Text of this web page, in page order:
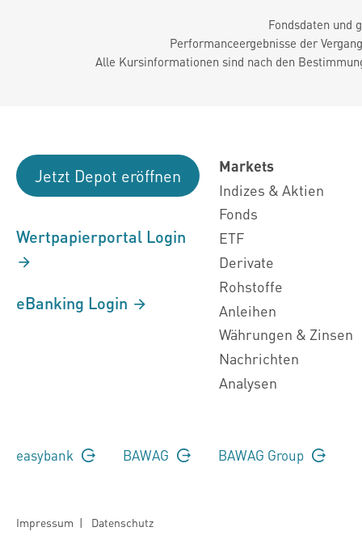
Fondsdaten und
Performanceergebnisse der
Alle Kursinformationen sind nach den
Jetzt Depot eröffnen
Wertpapierportal Login
eBanking Login
Markets
Indizes & Aktien
Fonds
ETF
Derivate
Rohstoffe
Anleihen
Währungen & Zinsen
Nachrichten
Analysen
easybank BAWAG BAWAG Group
Impressum | Datenschutz